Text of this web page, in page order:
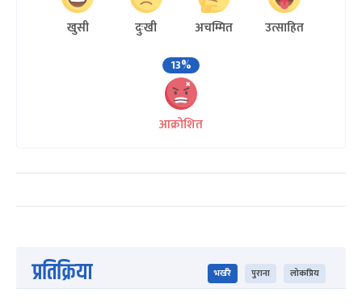
खुसी दुःखी अचम्मित
उत्साहित
13%
आक्रोशित
प्रतिक्रिया भर्खरै पुराना लोकप्रिय